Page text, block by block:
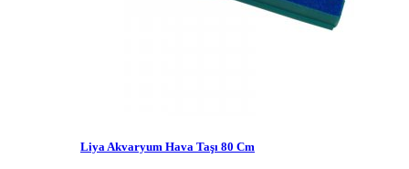
Liya Akvaryum Hava Taşı 80 Cm